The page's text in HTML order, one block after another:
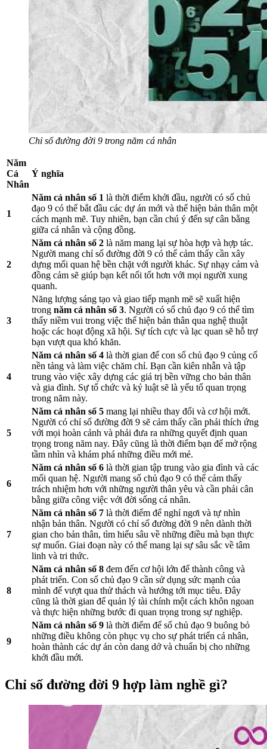
Chỉ số đường đời 9 trong năm cá nhân
Năm
Cá
Nhân
Ý nghĩa
1
Năm cá nhân số 1 là thời điểm khởi đầu, người có số chủ
đạo 9 có thể bắt đầu các dự án mới và thể hiện bản thân một
cách mạnh mẽ. Tuy nhiên, bạn cần chú ý đến sự cân bằng
giữa cá nhân và cộng đồng.
2
Năm cá nhân số 2 là năm mang lại sự hòa hợp và hợp tác.
Người mang chỉ số đường đời 9 có thể cảm thấy cần xây
dựng mối quan hệ bền chặt với người khác. Sự nhạy cảm và
đồng cảm sẽ giúp bạn kết nối tốt hơn với mọi người xung
quanh.
3
Năng lượng sáng tạo và giao tiếp mạnh mẽ sẽ xuất hiện
trong năm cá nhân số 3. Người có số chủ đạo 9 có thể tìm
thấy niềm vui trong việc thể hiện bản thân qua nghệ thuật
hoặc các hoạt động xã hội. Sự tích cực và lạc quan sẽ hỗ trợ
bạn vượt qua khó khăn.
4
Năm cá nhân số 4 là thời gian để con số chủ đạo 9 củng cố
nền tảng và làm việc chăm chỉ. Bạn cần kiên nhẫn và tập
trung vào việc xây dựng các giá trị bền vững cho bản thân
và gia đình. Sự tổ chức và kỷ luật sẽ là yếu tố quan trọng
trong năm này.
5
Năm cá nhân số 5 mang lại nhiều thay đổi và cơ hội mới.
Người có chỉ số đường đời 9 sẽ cảm thấy cần phải thích ứng
với mọi hoàn cảnh và phải đưa ra những quyết định quan
trọng trong năm nay. Đây cũng là thời điểm bạn để mở rộng
tầm nhìn và khám phá những điều mới mẻ.
6
Năm cá nhân số 6 là thời gian tập trung vào gia đình và các
mối quan hệ. Người mang số chủ đạo 9 có thể cảm thấy
trách nhiệm hơn với những người thân yêu và cần phải cân
bằng giữa công việc với đời sống cá nhân.
7
Năm cá nhân số 7 là thời điểm để nghỉ ngơi và tự nhìn
nhận bản thân. Người có chỉ số đường đời 9 nên dành thời
gian cho bản thân, tìm hiểu sâu về những điều mà bạn thực
sự muốn. Giai đoạn này có thể mang lại sự sâu sắc về tâm
linh và tri thức.
8
Năm cá nhân số 8 đem đến cơ hội lớn để thành công và
phát triển. Con số chủ đạo 9 cần sử dụng sức mạnh của
mình để vượt qua thử thách và hướng tới mục tiêu. Đây
cũng là thời gian để quản lý tài chính một cách khôn ngoan
và thực hiện những bước đi quan trọng trong sự nghiệp.
9
Năm cá nhân số 9 là thời điểm để số chủ đạo 9 buông bỏ
những điều không còn phục vụ cho sự phát triển cá nhân,
hoàn thành các dự án còn dang dở và chuẩn bị cho những
khởi đầu mới.
Chỉ số đường đời 9 hợp làm nghề gì?